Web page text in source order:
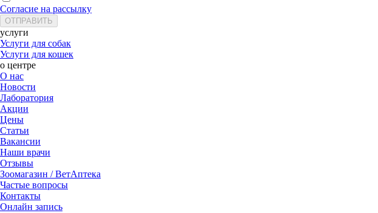
Согласие на рассылку
услуги
Услуги для собак
Услуги для кошек
о центре
О нас
Новости
Лаборатория
Акции
Цены
Статьи
Вакансии
Наши врачи
Отзывы
Зоомагазин / ВетАптека
Частые вопросы
Контакты
Онлайн запись